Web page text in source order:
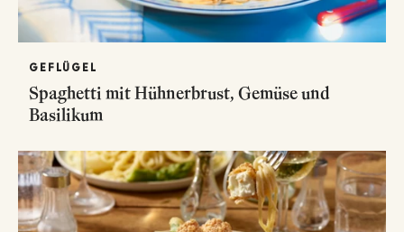
GEFLÜGEL
Spaghetti mit Hühnerbrust, Gemüse und
Basilikum